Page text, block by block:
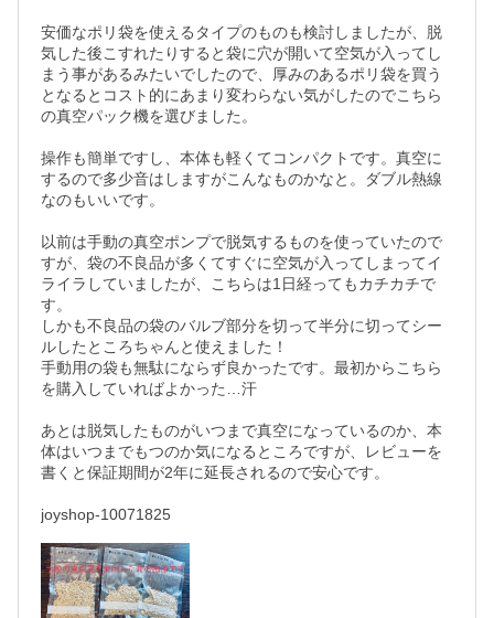
安価なポリ袋を使えるタイプのものも検討しましたが、脱
気した後こすれたりすると袋に穴が開いて空気が入ってし
まう事があるみたいでしたので、厚みのあるポリ袋を買う
となるとコスト的にあまり変わらない気がしたのでこちら
の真空パック機を選びました。
操作も簡単ですし、本体も軽くてコンパクトです。真空に
するので多少音はしますがこんなものかなと。ダブル熱線
なのもいいです。
以前は手動の真空ポンプで脱気するものを使っていたので
すが、袋の不良品が多くてすぐに空気が入ってしまってイ
ライラしていましたが、こちらは1日経ってもカチカチで
す。
しかも不良品の袋のバルブ部分を切って半分に切ってシー
ルしたところちゃんと使えました！
手動用の袋も無駄にならず良かったです。最初からこちら
を購入していればよかった…汗
あとは脱気したものがいつまで真空になっているのか、本
体はいつまでもつのか気になるところですが、レビューを
書くと保証期間が2年に延長されるので安心です。